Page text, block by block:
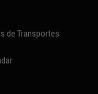
de Transportes